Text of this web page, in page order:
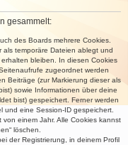
gesammelt:
des Boards mehrere Cookies.
als temporäre Dateien ablegt und
bleiben. In diesen Cookies
zugeordnet werden
Beiträge (zur Markierung dieser als
sowie Informationen über deine
bist) gespeichert. Ferner werden
und eine Session-ID gespeichert.
einem Jahr. Alle Cookies kannst
löschen.
der Registrierung, in deinem Profil